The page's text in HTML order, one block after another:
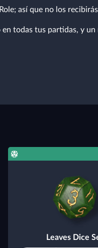
así que no los
todas tus partidas, y
Leaves Dice